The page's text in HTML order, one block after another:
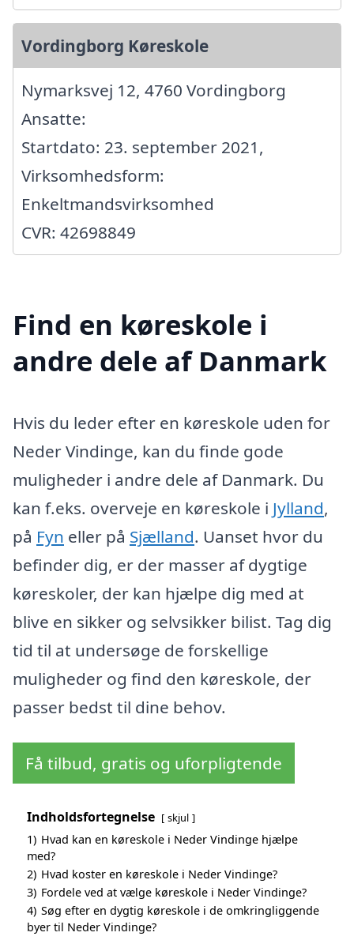
Vordingborg Køreskole
Nymarksvej 12, 4760 Vordingborg
Ansatte:
Startdato: 23. september 2021,
Virksomhedsform:
Enkeltmandsvirksomhed
CVR: 42698849
Find en køreskole i
andre dele af Danmark
Hvis du leder efter en køreskole uden for
Neder Vindinge, kan du finde gode
muligheder i andre dele af Danmark. Du
kan f.eks. overveje en køreskole i Jylland,
på Fyn eller på Sjælland. Uanset hvor du
befinder dig, er der masser af dygtige
køreskoler, der kan hjælpe dig med at
blive en sikker og selvsikker bilist. Tag dig
tid til at undersøge de forskellige
muligheder og find den køreskole, der
passer bedst til dine behov.
Få tilbud, gratis og uforpligtende
Indholdsfortegnelse skjul
1) Hvad kan en køreskole i Neder Vindinge hjælpe
med?
2) Hvad koster en køreskole i Neder Vindinge?
3) Fordele ved at vælge køreskole i Neder Vindinge?
4) Søg efter en dygtig køreskole i de omkringliggende
byer til Neder Vindinge?